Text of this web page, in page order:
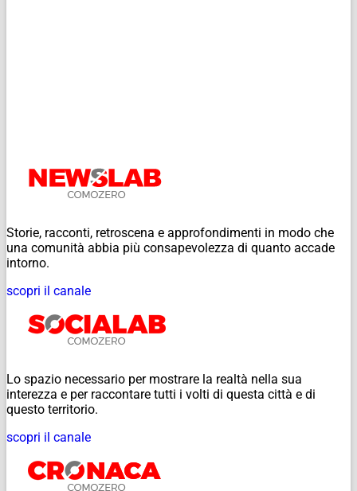
Storie, racconti, retroscena e approfondimenti in modo che
una comunità abbia più consapevolezza di quanto accade
intorno.
scopri il canale
Lo spazio necessario per mostrare la realtà nella sua
interezza e per raccontare tutti i volti di questa città e di
questo territorio.
scopri il canale